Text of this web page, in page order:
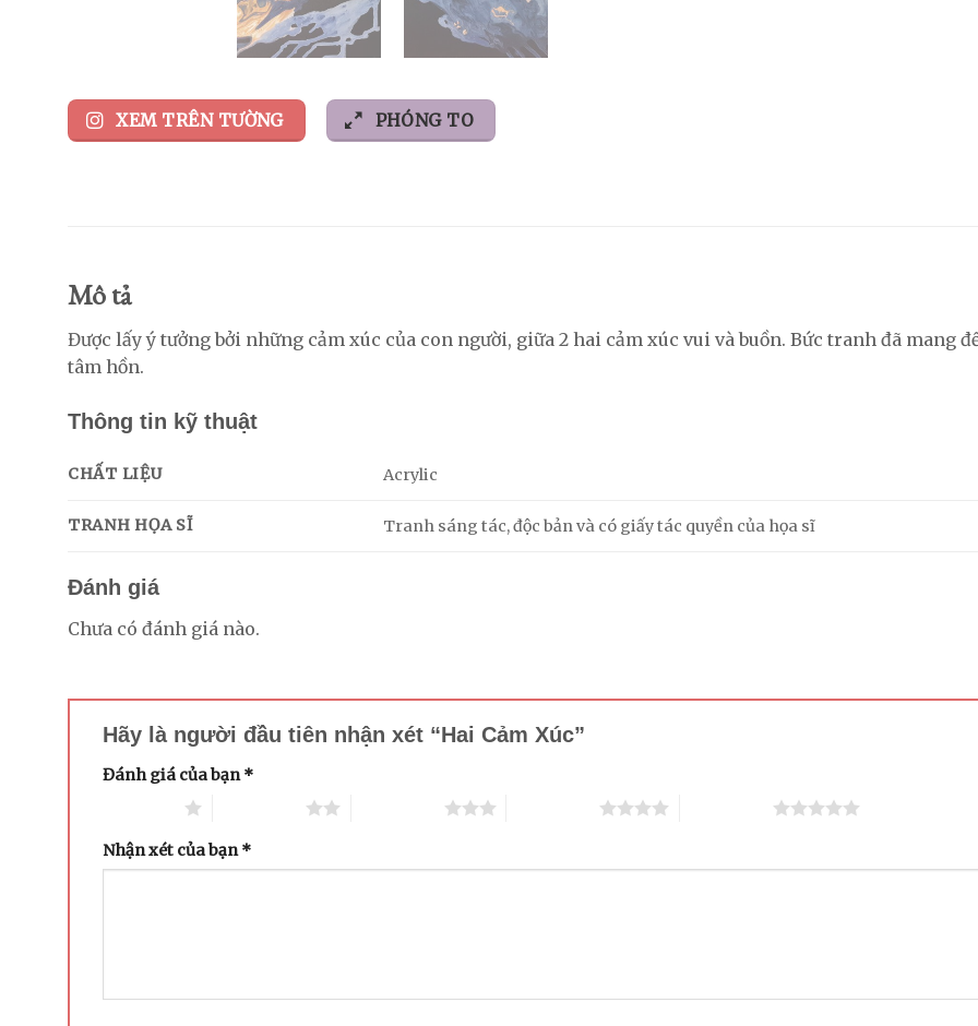
XEM TRÊN TƯỜNG PHÓNG TO
Mô tả
Được lấy ý tưởng bởi những cảm xúc của con người, giữa 2 hai cảm xúc vui và buồn. Bức tranh đã mang
tâm hồn.
Thông tin kỹ thuật
CHẤT LIỆU Acrylic
TRANH HỌA SĨ Tranh sáng tác, độc bản và có giấy tác quyền của họa sĩ
Đánh giá
Chưa có đánh giá nào.
Hãy là người đầu tiên nhận xét “Hai Cảm Xúc”
Đánh giá của bạn*
Nhận xét của bạn*